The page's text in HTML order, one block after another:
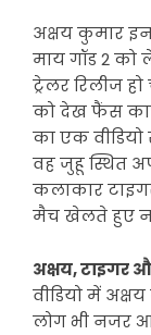
अक्षय कुमार
माय गॉड 2 को
ट्रेलर रिलीज
को देख फैंस
का एक
वह जुहू स्थित
कलाकार
मैच खेलते हुए
अक्षय, टाइगर
वीडियो में
लोग भी नजर आ